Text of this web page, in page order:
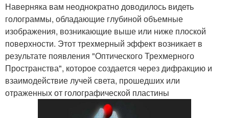
Наверняка вам неоднократно доводилось видеть
голограммы, обладающие глубиной объемные
изображения, возникающие выше или ниже плоской
поверхности. Этот трехмерный эффект возникает в
результате появления "Оптического Трехмерного
Пространства", которое создается через дифракцию и
взаимодействие лучей света, прошедших или
отраженных от голографической пластины